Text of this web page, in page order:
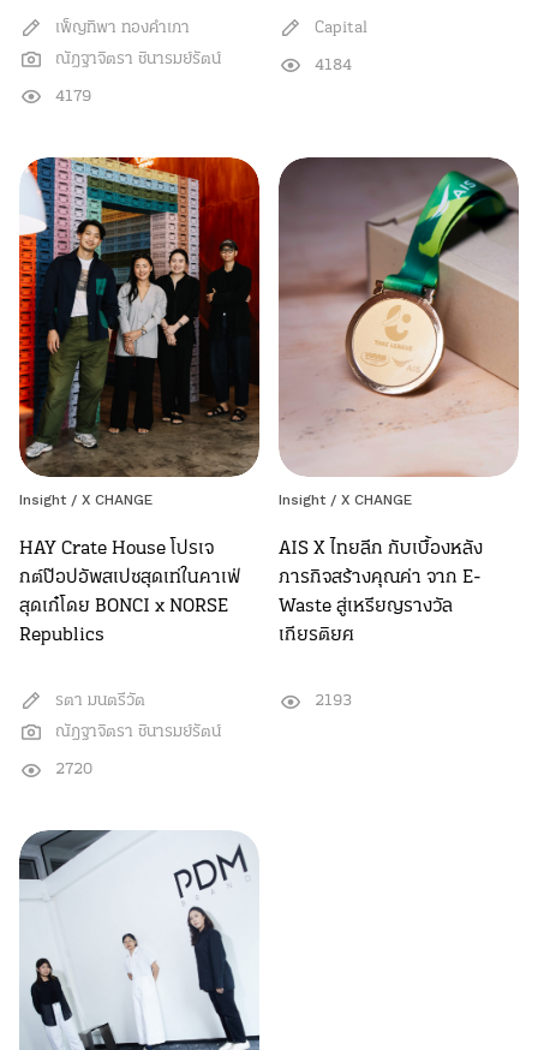
เพ็ญทิพา ทองคำเภา
ณัฎฐาจิตรา ชินารมย์รัตน์
4179
Capital
4184
Insight / X CHANGE
HAY Crate House โปรเจ
กต์ป๊อปอัพสเปซสุดเท่ในคาเฟ่
สุดเก๋โดย BONCI x NORSE
Republics
รตา มนตรีวัต
ณัฎฐาจิตรา ชินารมย์รัตน์
2720
Insight / X CHANGE
AIS X ไทยลีก กับเบื้องหลัง
ภารกิจสร้างคุณค่า จาก E-
Waste สู่เหรียญรางวัล
เกียรติยศ
2193